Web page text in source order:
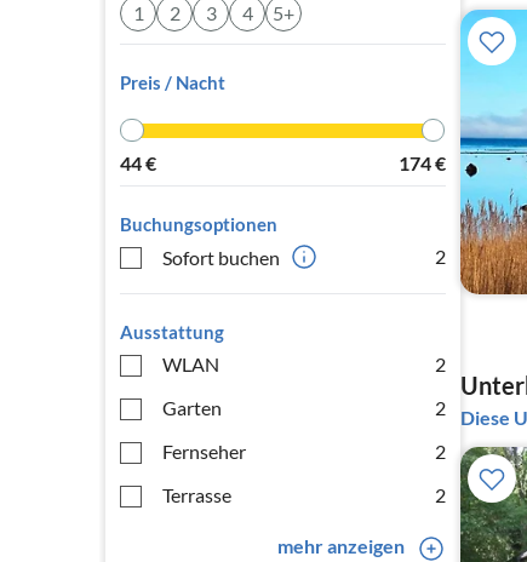
1 2 3 4 5+
Preis / Nacht
44€ 174€
Buchungsoptionen
Sofort buchen 2
Ausstattung
WLAN
2
Garten
2
Fernseher
2
Terrasse
2
mehr anzeigen
Diese